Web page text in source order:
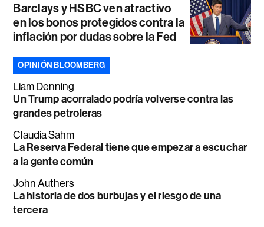
Barclays y HSBC ven atractivo
en los bonos protegidos contra la
inflación por dudas sobre la Fed
OPINIÓN BLOOMBERG
Liam Denning
Un Trump acorralado podría volverse contra las
grandes petroleras
Claudia Sahm
La Reserva Federal tiene que empezar a escuchar
a la gente común
John Authers
La historia de dos burbujas y el riesgo de una
tercera